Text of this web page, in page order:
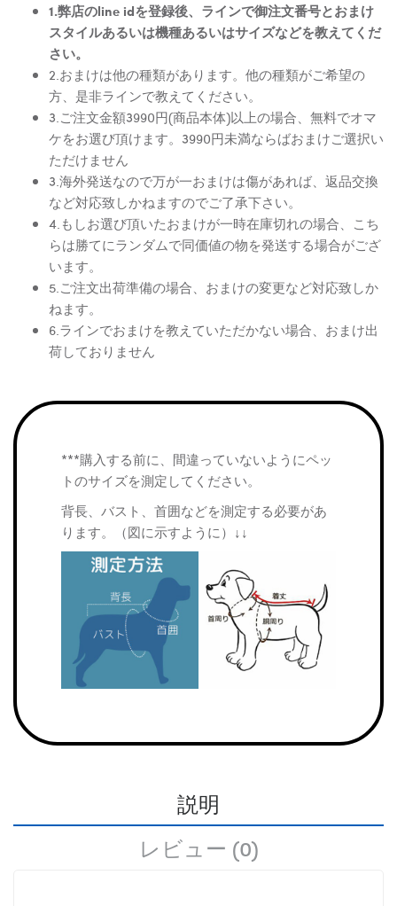
1.弊店のline idを登録後、ラインで御注文番号とおまけ
スタイルあるいは機種あるいはサイズなどを教えてくだ
さい。
2.おまけは他の種類があります。他の種類がご希望の
方、是非ラインで教えてください。
3.ご注文金額3990円(商品本体)以上の場合、無料でオマ
ケをお選び頂けます。3990円未満ならばおまけご選択い
ただけません
3.海外発送なので万が一おまけは傷があれば、返品交換
など対応致しかねますのでご了承下さい。
4.もしお選び頂いたおまけが一時在庫切れの場合、こち
らは勝てにランダムで同価値の物を発送する場合がござ
います。
5.ご注文出荷準備の場合、おまけの変更など対応致しか
ねます。
6.ラインでおまけを教えていただかない場合、おまけ出
荷しておりません
***購入する前に、間違っていないようにペッ
トのサイズを測定してください。
背長、バスト、首囲などを測定する必要があ
ります。（図に示すように）↓↓
説明
レビュー (0)